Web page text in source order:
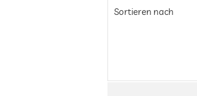
Sortieren nach